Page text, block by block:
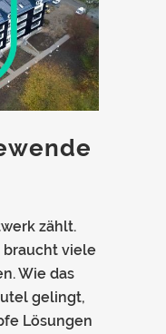
zählt.
braucht viele
Wie das
gelingt,
Lösungen